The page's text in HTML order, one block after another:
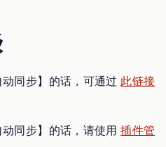
同步】的话，可通过 此链接
动同步】的话，请使用插件管